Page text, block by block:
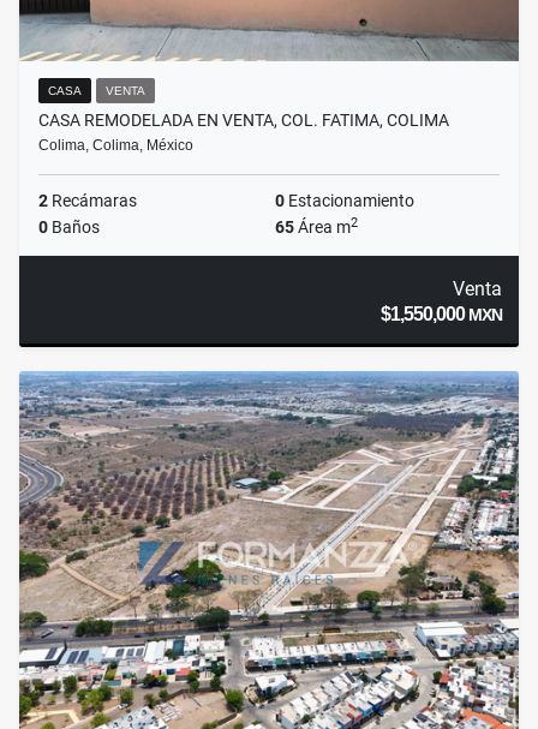
CASA VENTA
CASA REMODELADA EN VENTA, COL. FATIMA, COLIMA
Colima, Colima, México
2 Recámaras 0 Estacionamiento
0 Baños 65Área m2
Venta
$1,550,000MXN